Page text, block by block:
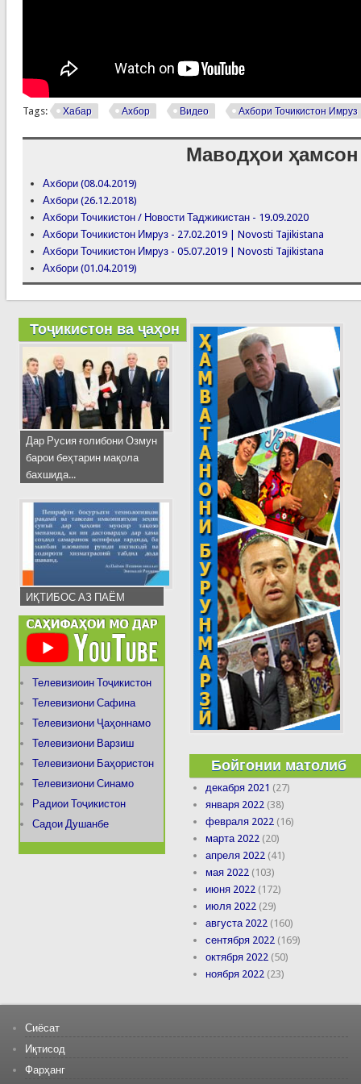
Tags: Хабар Ахбор Видео Ахбори Точикистон Имруз
Маводҳои ҳамсон
Ахбори (08.04.2019)
Ахбори (26.12.2018)
Ахбори Точикистон / Новости Таджикистан - 19.09.2020
Ахбори Точикистон Имруз - 27.02.2019 | Novosti Tajikistana
Ахбори Точикистон Имруз - 05.07.2019 | Novosti Tajikistana
Ахбори (01.04.2019)
Тоҷикистон ва ҷаҳон
Дар Русия ғолибони Озмун
барои беҳтарин мақола
бахшида...
ИҚТИБОС АЗ ПАЁМ
Телевизиоин Тоҷикистон
Телевизиони Сафина
Телевизиони Ҷаҳоннамо
Телевизиони Варзиш
Телевизиони Баҳористон
Телевизиони Синамо
Радиои Тоҷикистон
Садои Душанбе
Бойгонии матолиб
декабря 2021 (27)
января 2022 (38)
февраля 2022 (16)
марта 2022 (20)
апреля 2022 (41)
мая 2022 (103)
июня 2022 (172)
июля 2022 (29)
августа 2022 (160)
сентября 2022 (169)
октября 2022 (50)
ноября 2022 (23)
Сиёсат
Иқтисод
Фарҳанг